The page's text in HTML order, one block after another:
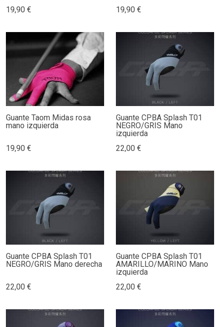
19,90 €
19,90 €
Guante Taom Midas rosa
mano izquierda
19,90 €
Guante CPBA Splash T01
NEGRO/GRIS Mano
izquierda
22,00 €
Guante CPBA Splash T01
NEGRO/GRIS Mano derecha
22,00 €
Guante CPBA Splash T01
AMARILLO/MARINO Mano
izquierda
22,00 €